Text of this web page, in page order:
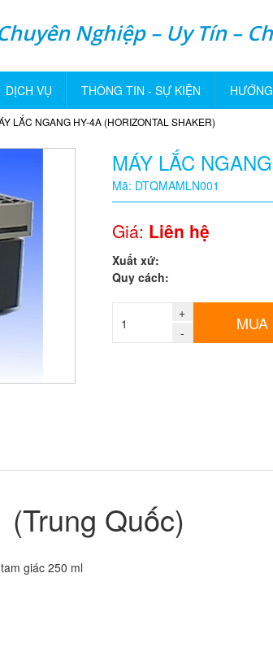
Nghiệp – Uy Tín –
DỊCH VỤ THÔNG TIN - SỰ KIỆN
LẮC NGANG HY-4A (HORIZONTAL SHAKER)
MÁY LẮC
Mã: DTQMAMLN001
Giá: Liên hệ
Xuất xứ:
Quy cách:
+
-
MUA
Quốc)
giác 250 ml